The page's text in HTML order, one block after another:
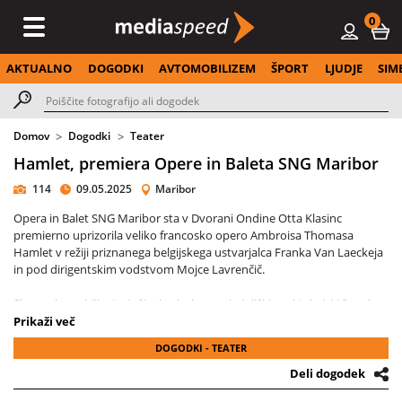
0
AKTUALNO DOGODKI AVTOMOBILIZEM ŠPORT LJUDJE
Domov Dogodki Teater
Hamlet, premiera Opere in Baleta SNG Maribor
114 09.05.2025 Maribor
Opera in Balet SNG Maribor sta v Dvorani Ondine Otta Klasinc
premierno uprizorila veliko francosko opero Ambroisa Thomasa
Hamlet v režiji priznanega belgijskega ustvarjalca Franka Van Laeckeja
in pod dirigentskim vodstvom Mojce Lavrenčič.
Slovenska publika je doživela glasbeno-gledališki spektakel, ki že od
praizvedbe leta 1868 navdušuje z močnim čustvenim nabojem, z
razkošno glasbo in s pretresljivo zgodbo o notranjem razklanem
junaku in v središče postavlja brezčasno Hamletovo vprašanje: »Biti ali
Prikaži več
DOGODKI - TEATER
Deli dogodek